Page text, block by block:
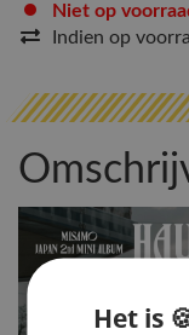
Niet op
Indien op
Het is